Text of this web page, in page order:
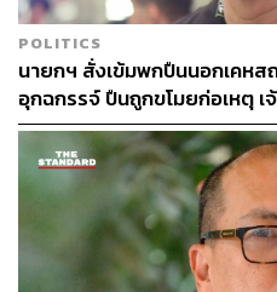
ABOUT
THE
กองบรรณา
POLITICS
นายกฯ สั่งเข้มพกปืนนอกเคหส
อุกฉกรรจ์ ปืนถูกขโมยก่อเหตุ